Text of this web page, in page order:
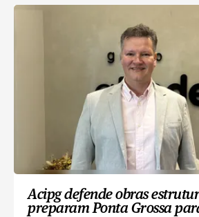
Acipg defende obras
preparam Ponta Grossa